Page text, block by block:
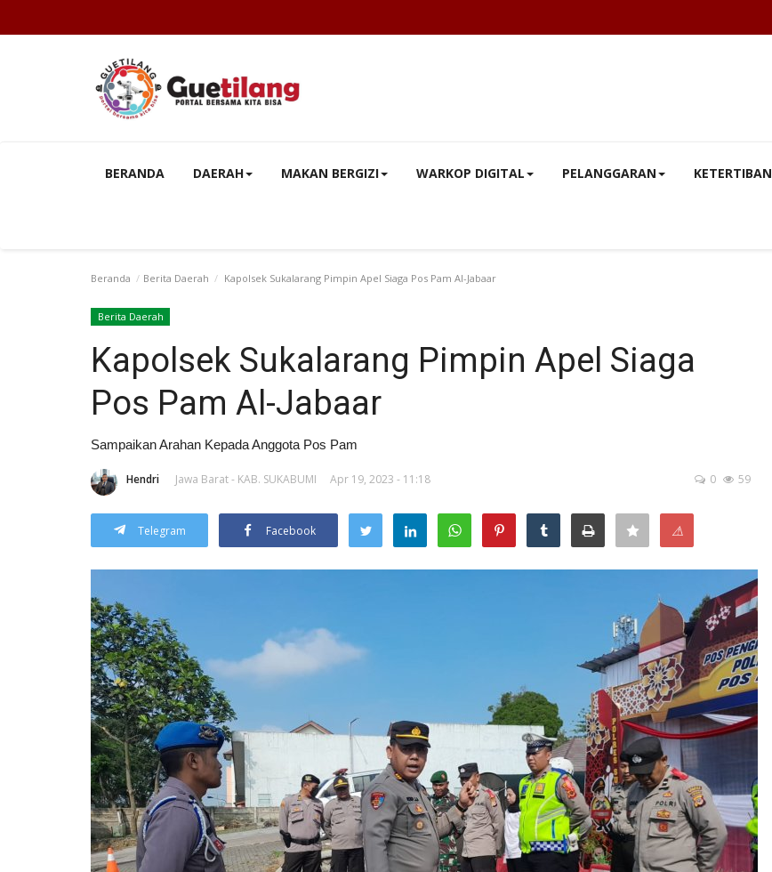
BERANDA DAERAH MAKAN BERGIZI WARKOP DIGITAL PELANGGARAN KETERTIBAN
Beranda Berita Daerah Kapolsek Sukalarang Pimpin Apel Siaga Pos Pam Al-Jabaar
Berita Daerah
Kapolsek Sukalarang Pimpin Apel Siaga
Pos Pam Al-Jabaar
Sampaikan Arahan Kepada Anggota Pos Pam
Hendri Jawa Barat - KAB. SUKABUMI Apr 19, 2023 - 11:18 0 59
Telegram Facebook ⚠